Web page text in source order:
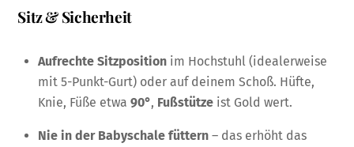
Sitz & Sicherheit
Aufrechte Sitzposition im Hochstuhl (idealerweise
mit 5-Punkt-Gurt) oder auf deinem Schoß. Hüfte,
Knie, Füße etwa 90°, Fußstütze ist Gold wert.
Nie in der Babyschale füttern – das erhöht das